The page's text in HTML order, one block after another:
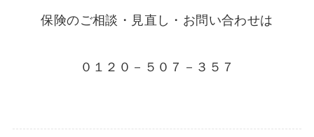
保険のご相談・見直し・お問い合わせは
０１２０－５０７－３５７